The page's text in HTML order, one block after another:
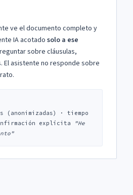
ve el documento completo y
IA acotadosolo a ese
sobre cláusulas,
El asistente no responde sobre
(anonimizadas) · tiempo
explícita
"He